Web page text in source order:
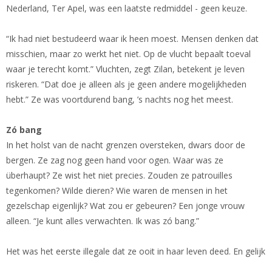
Nederland, Ter Apel, was een laatste redmiddel - geen keuze.
“Ik had niet bestudeerd waar ik heen moest. Mensen denken dat
misschien, maar zo werkt het niet. Op de vlucht bepaalt toeval
waar je terecht komt.” Vluchten, zegt Zilan, betekent je leven
riskeren. “Dat doe je alleen als je geen andere mogelijkheden
hebt.” Ze was voortdurend bang, ’s nachts nog het meest.
Zó bang
In het holst van de nacht grenzen oversteken, dwars door de
bergen. Ze zag nog geen hand voor ogen. Waar was ze
überhaupt? Ze wist het niet precies. Zouden ze patrouilles
tegenkomen? Wilde dieren? Wie waren de mensen in het
gezelschap eigenlijk? Wat zou er gebeuren? Een jonge vrouw
alleen. “Je kunt alles verwachten. Ik was zó bang.”
Het was het eerste illegale dat ze ooit in haar leven deed. En gelijk